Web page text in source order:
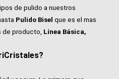
de pulido a nuestros
Pulido Bisel que es el mas
producto, Línea Básica,